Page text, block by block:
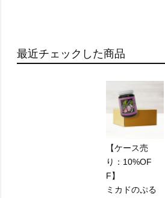
最近チェックした商品
【ケース売
り：10%OF
F】
ミカドのぷる